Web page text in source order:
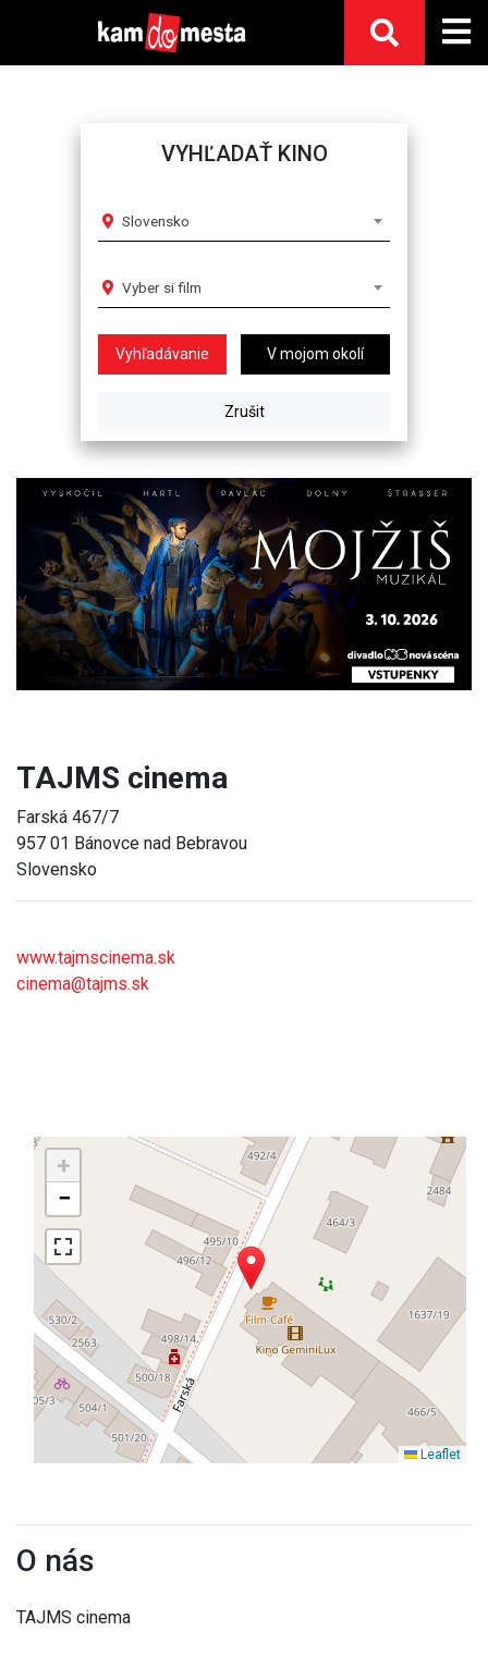
VYHĽADAŤ KINO
Slovensko
Vyber si film
V mojom okolí
Previous
TAJMS cinema
Farská 467/7
957 01 Bánovce nad Bebravou
Slovensko
www.tajmscinema.sk
cinema@tajms.sk
+
−
Leaflet
O nás
TAJMS cinema